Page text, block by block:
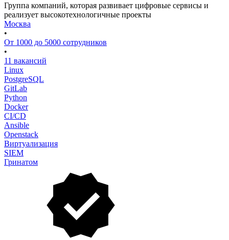
Группа компаний, которая развивает цифровые сервисы и
реализует высокотехнологичные проекты
Москва
•
От 1000 до 5000 сотрудников
•
11 вакансий
Linux
PostgreSQL
GitLab
Python
Docker
CI/CD
Ansible
Openstack
Виртуализация
SIEM
Гринатом